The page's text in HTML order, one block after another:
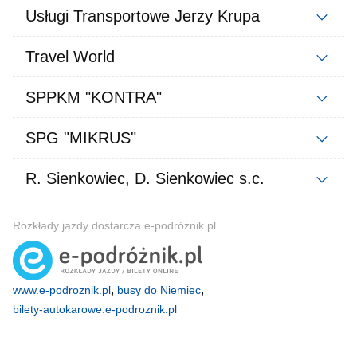
Usługi Transportowe Jerzy Krupa
Travel World
SPPKM "KONTRA"
SPG "MIKRUS"
R. Sienkowiec, D. Sienkowiec s.c.
Rozkłady jazdy dostarcza e-podróżnik.pl
www.e-podroznik.pl, busy do Niemiec,
bilety-autokarowe.e-podroznik.pl